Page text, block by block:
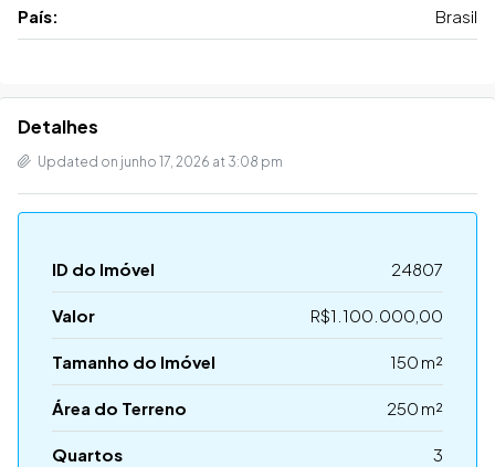
País: Brasil
Detalhes
Updated on junho 17, 2026 at 3:08 pm
ID do Imóvel 24807
Valor R$1.100.000,00
Tamanho do Imóvel 150 m²
Área do Terreno 250 m²
Quartos 3